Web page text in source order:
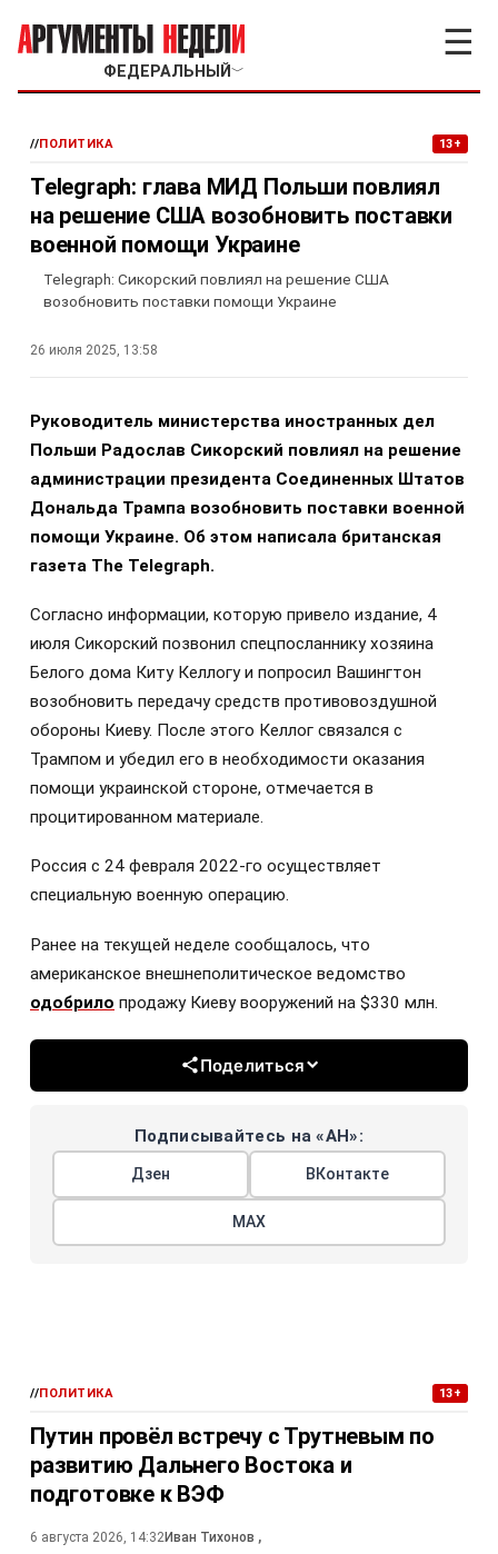
ФЕДЕРАЛЬНЫЙ ﹀
☰
//ПОЛИТИКА 13+
Telegraph: глава МИД Польши повлиял
на решение США возобновить поставки
военной помощи Украине
Telegraph: Сикорский повлиял на решение США
возобновить поставки помощи Украине
26 июля 2025, 13:58
Руководитель министерства иностранных дел
Польши Радослав Сикорский повлиял на решение
администрации президента Соединенных Штатов
Дональда Трампа возобновить поставки военной
помощи Украине. Об этом написала британская
газета The Telegraph.
Согласно информации, которую привело издание, 4
июля Сикорский позвонил спецпосланнику хозяина
Белого дома Киту Келлогу и попросил Вашингтон
возобновить передачу средств противовоздушной
обороны Киеву. После этого Келлог связался с
Трампом и убедил его в необходимости оказания
помощи украинской стороне, отмечается в
процитированном материале.
Россия с 24 февраля 2022-го осуществляет
специальную военную операцию.
Ранее на текущей неделе сообщалось, что
американское внешнеполитическое ведомство
одобрило продажу Киеву вооружений на $330 млн.
Поделиться
Подписывайтесь на «АН»:
Дзен ВКонтакте
МАХ
//ПОЛИТИКА 13+
Путин провёл встречу с Трутневым по
развитию Дальнего Востока и
подготовке к ВЭФ
6 августа 2026, 14:32Иван Тихонов ,